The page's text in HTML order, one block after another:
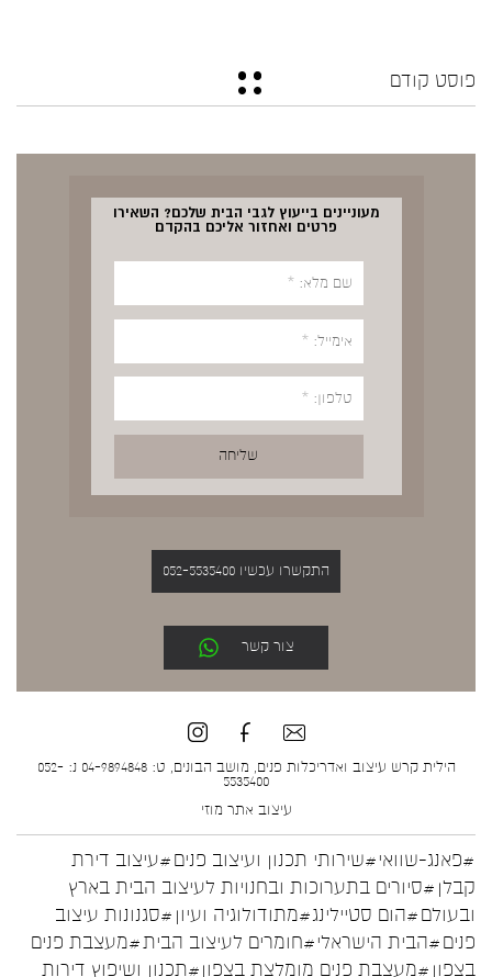
פוסט קודם
מעוניינים בייעוץ לגבי הבית שלכם? השאירו
פרטים ואחזור אליכם בהקדם
התקשרו עכשיו 052-5535400
צור קשר
הילית קרש עיצוב ואדריכלות פנים, מושב הבונים, ט: 04-9894848 נ: 052-
5535400
עיצוב אתר מוזי
#פאנג-שוואי#שירותי תכנון ועיצוב פנים#עיצוב דירת
קבלן #סיורים בתערוכות ובחנויות לעיצוב הבית בארץ
ובעולם#הום סטיילינג#מתודולוגיה ועיון #סגנונות עיצוב
פנים#הבית הישראלי#חומרים לעיצוב הבית#מעצבת פנים
בצפון #מעצבת פנים מומלצת בצפון#תכנון ושיפוץ דירות